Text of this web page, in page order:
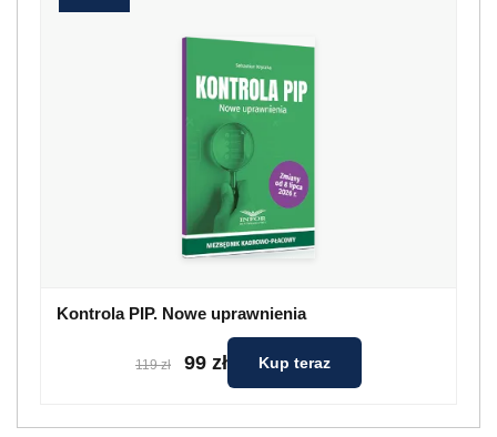
Kontrola PIP. Nowe uprawnienia
119 zł 99 zł Kup teraz